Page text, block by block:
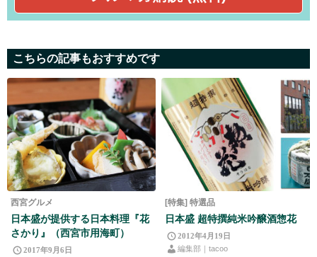
こちらの記事もおすすめです
西宮グルメ
日本盛が提供する日本料理『花
さかり』（西宮市用海町）
2017年9月6日
[特集] 特選品
日本盛 超特撰純米吟醸酒惣花
2012年4月19日
編集部｜tacoo